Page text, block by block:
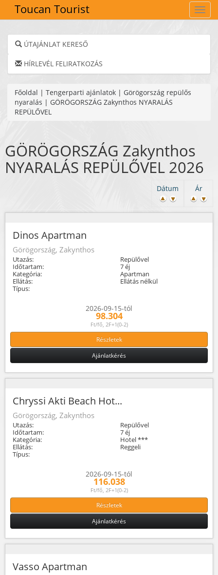
Toucan Tourist
ÚTAJÁNLAT KERESŐ
HÍRLEVÉL FELIRATKOZÁS
Főoldal | Tengerparti ajánlatok | Görögország repülős
nyaralás | GÖRÖGORSZÁG Zakynthos NYARALÁS
REPÜLŐVEL
GÖRÖGORSZÁG Zakynthos
NYARALÁS REPÜLŐVEL 2026
Ár
Dátum
Dinos Apartman
Görögország, Zakynthos
Utazás:
Repülővel
Időtartam:
7 éj
Kategória:
Apartman
Ellátás:
Ellátás nélkül
Típus:
2026-09-15-tól
98.304
Ft/fő, 2F+1(0-2)
Részletek
Ajánlatkérés
Chryssi Akti Beach Hot...
Görögország, Zakynthos
Utazás:
Repülővel
Időtartam:
7 éj
Kategória:
Hotel ***
Ellátás:
Reggeli
Típus:
2026-09-15-tól
116.038
Ft/fő, 2F+1(0-2)
Részletek
Ajánlatkérés
Vasso Apartman